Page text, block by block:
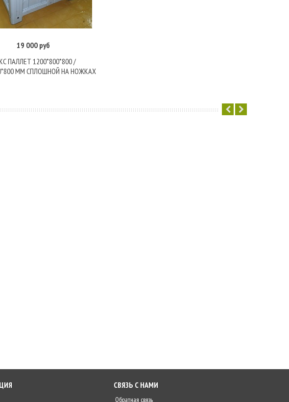
В корзину
19 000 руб
ПАЛЛЕТ 1200*800*800 /
ММ СПЛОШНОЙ НА НОЖКАХ
СВЯЗЬ С НАМИ
Обратная связь